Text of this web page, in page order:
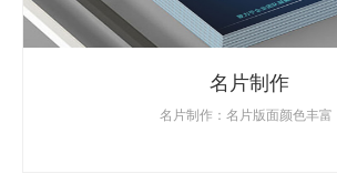
名片制作
名片制作：名片版面颜色丰富